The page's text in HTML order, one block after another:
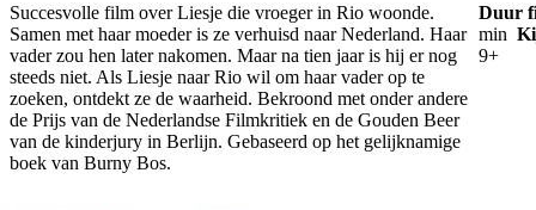
Succesvolle film over Liesje die vroeger in Rio woonde.
Samen met haar moeder is ze verhuisd naar Nederland. Haar
vader zou hen later nakomen. Maar na tien jaar is hij er nog
steeds niet. Als Liesje naar Rio wil om haar vader op te
zoeken, ontdekt ze de waarheid. Bekroond met onder andere
de Prijs van de Nederlandse Filmkritiek en de Gouden Beer
van de kinderjury in Berlijn. Gebaseerd op het gelijknamige
boek van Burny Bos.
Duur
min
9+